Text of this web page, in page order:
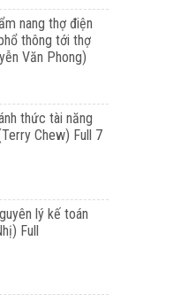
nang thợ điện
thông tới thợ
Văn Phong)
thức tài năng
Chew) Full 7
lý kế toán
Full